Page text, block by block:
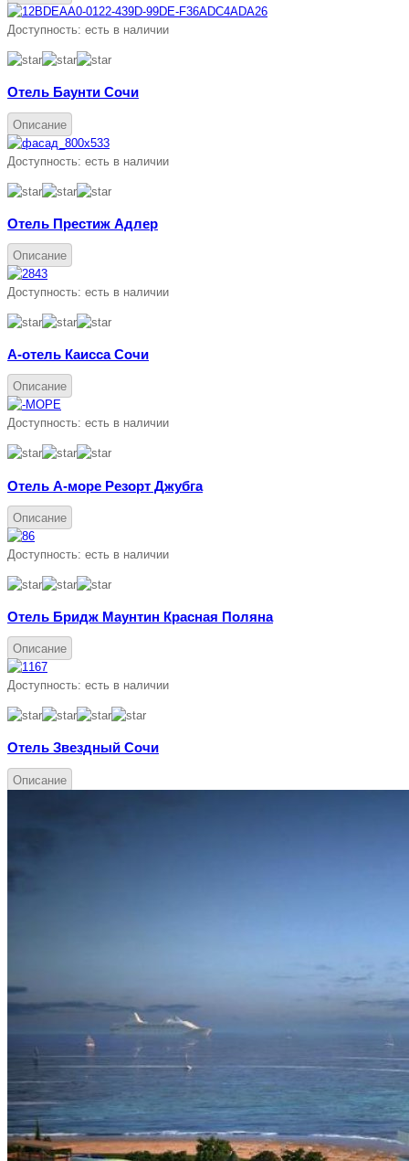
Доступность: есть в наличии
Отель Баунти Сочи
Описание
Доступность: есть в наличии
Отель Престиж Адлер
Описание
Доступность: есть в наличии
А-отель Каисса Сочи
Описание
Доступность: есть в наличии
Отель А-море Резорт Джубга
Описание
Доступность: есть в наличии
Отель Бридж Маунтин Красная Поляна
Описание
Доступность: есть в наличии
Отель Звездный Сочи
Описание